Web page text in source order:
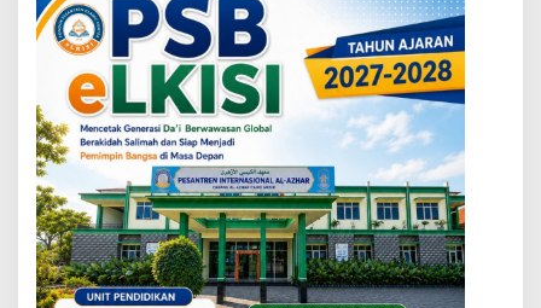
n
g
k
a
p
3
M
a
z
h
a
b
U
l